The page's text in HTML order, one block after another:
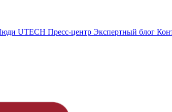
UTECH Пресс-центр Экспертный блог